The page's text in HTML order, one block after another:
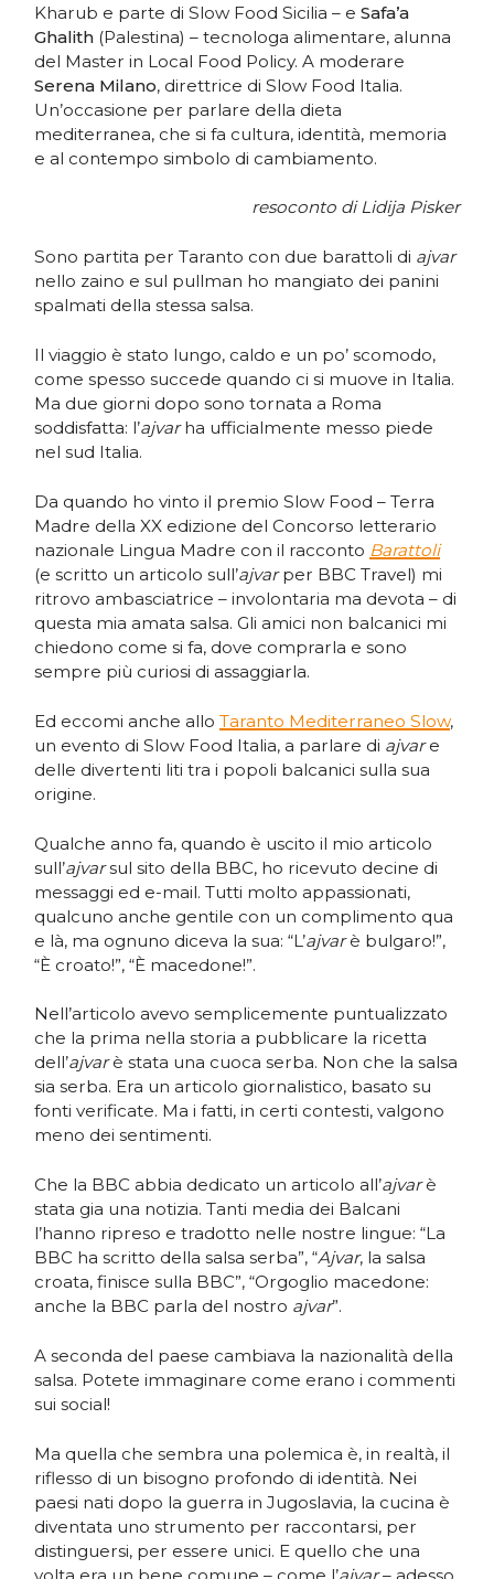
Kharub e parte di Slow Food Sicilia – eSafa’a
Ghalith (Palestina) – tecnologa alimentare, alunna
del Master in Local Food Policy. A moderare
Serena Milano, direttrice di Slow Food Italia.
Un’occasione per parlare della dieta
mediterranea, che si fa cultura, identità, memoria
e al contempo simbolo di cambiamento.
resoconto di Lidija Pisker
Sono partita per Taranto con due barattoli di ajvar
nello zaino e sul pullman ho mangiato dei panini
spalmati della stessa salsa.
Il viaggio è stato lungo, caldo e un po’ scomodo,
come spesso succede quando ci si muove in Italia.
Ma due giorni dopo sono tornata a Roma
soddisfatta: l’ajvarha ufficialmente messo piede
nel sud Italia.
Da quando ho vinto il premio Slow Food – Terra
Madre della XX edizione del Concorso letterario
nazionale Lingua Madre con il racconto Barattoli
(e scritto un articolo sull’ajvarper BBC Travel) mi
ritrovo ambasciatrice – involontaria ma devota – di
questa mia amata salsa. Gli amici non balcanici mi
chiedono come si fa, dove comprarla e sono
sempre più curiosi di assaggiarla.
Ed eccomi anche alloTaranto Mediterraneo Slow,
un evento di Slow Food Italia, a parlare di ajvare
delle divertenti liti tra i popoli balcanici sulla sua
origine.
Qualche anno fa, quando è uscito il mio articolo
sull’ajvarsul sito della BBC, ho ricevuto decine di
messaggi ed e-mail. Tutti molto appassionati,
qualcuno anche gentile con un complimento qua
e là, ma ognuno diceva la sua: “L’ajvarè bulgaro!”,
“È croato!”, “È macedone!”.
Nell’articolo avevo semplicemente puntualizzato
che la prima nella storia a pubblicare la ricetta
dell’ajvarè stata una cuoca serba. Non che la salsa
sia serba. Era un articolo giornalistico, basato su
fonti verificate. Ma i fatti, in certi contesti, valgono
meno dei sentimenti.
Che la BBC abbia dedicato un articolo all’ajvarè
stata gia una notizia. Tanti media dei Balcani
l’hanno ripreso e tradotto nelle nostre lingue: “La
BBC ha scritto della salsa serba”, “Ajvar, la salsa
croata, finisce sulla BBC”, “Orgoglio macedone:
anche la BBC parla del nostro ajvar”.
A seconda del paese cambiava la nazionalità della
salsa. Potete immaginare come erano i commenti
sui social!
Ma quella che sembra una polemica è, in realtà, il
riflesso di un bisogno profondo di identità. Nei
paesi nati dopo la guerra in Jugoslavia, la cucina è
diventata uno strumento per raccontarsi, per
distinguersi, per essere unici. E quello che una